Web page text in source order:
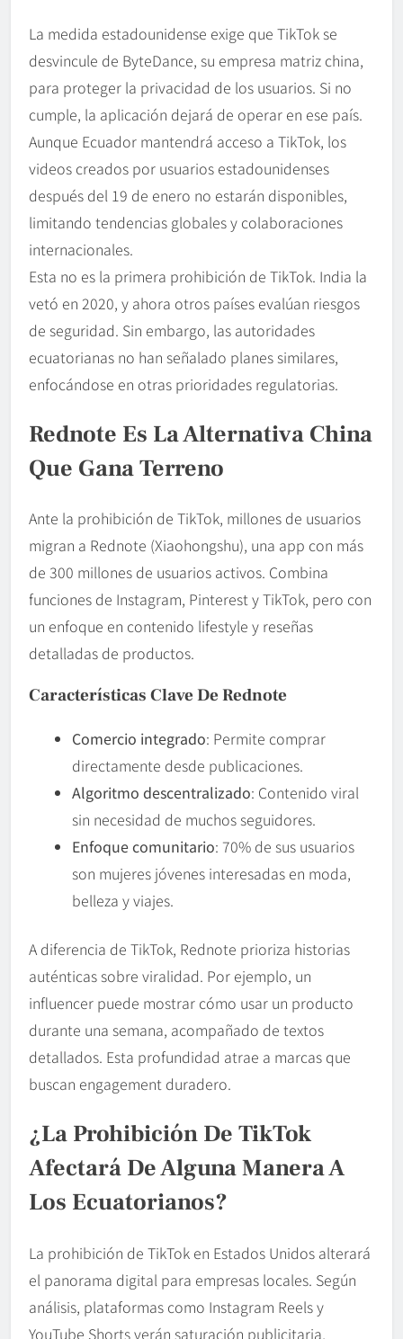
La medida estadounidense exige que TikTok se
desvincule de ByteDance, su empresa matriz china,
para proteger la privacidad de los usuarios. Si no
cumple, la aplicación dejará de operar en ese país.
Aunque Ecuador mantendrá acceso a TikTok, los
videos creados por usuarios estadounidenses
después del 19 de enero no estarán disponibles,
limitando tendencias globales y colaboraciones
internacionales.
Esta no es la primera prohibición de TikTok. India la
vetó en 2020, y ahora otros países evalúan riesgos
de seguridad. Sin embargo, las autoridades
ecuatorianas no han señalado planes similares,
enfocándose en otras prioridades regulatorias.
Rednote Es La Alternativa China
Que Gana Terreno
Ante la prohibición de TikTok, millones de usuarios
migran a Rednote (Xiaohongshu), una app con más
de 300 millones de usuarios activos. Combina
funciones de Instagram, Pinterest y TikTok, pero con
un enfoque en contenido lifestyle y reseñas
detalladas de productos.
Características Clave De Rednote
Comercio integrado: Permite comprar
directamente desde publicaciones.
Algoritmo descentralizado: Contenido viral
sin necesidad de muchos seguidores.
Enfoque comunitario: 70% de sus usuarios
son mujeres jóvenes interesadas en moda,
belleza y viajes.
A diferencia de TikTok, Rednote prioriza historias
auténticas sobre viralidad. Por ejemplo, un
influencer puede mostrar cómo usar un producto
durante una semana, acompañado de textos
detallados. Esta profundidad atrae a marcas que
buscan engagement duradero.
¿La Prohibición De TikTok
Afectará De Alguna Manera A
Los Ecuatorianos?
La prohibición de TikTok en Estados Unidos alterará
el panorama digital para empresas locales. Según
análisis, plataformas como Instagram Reels y
YouTube Shorts verán saturación publicitaria,